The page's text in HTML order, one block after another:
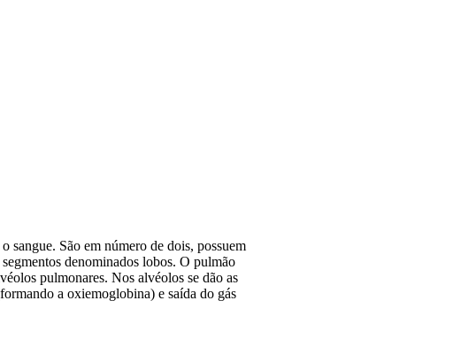
sangue. São em número de dois, possuem
denominados lobos. O pulmão
pulmonares. Nos alvéolos se dão as
a oxiemoglobina) e saída do gás